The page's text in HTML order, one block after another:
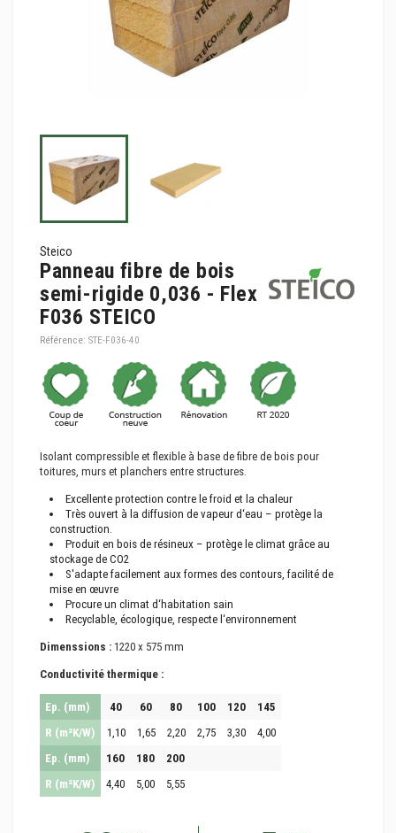
Steico
Panneau fibre de bois
semi-rigide 0,036 - Flex
F036 STEICO
Référence: STE-F036-40
Isolant compressible et flexible à base de fibre de bois pour
toitures, murs et planchers entre structures.
Excellente protection contre le froid et la chaleur
Très ouvert à la diffusion de vapeur d‘eau – protège la
construction.
Produit en bois de résineux – protège le climat grâce au
stockage de CO2
S'adapte facilement aux formes des contours, facilité de
mise en œuvre
Procure un climat d‘habitation sain
Recyclable, écologique, respecte l‘environnement
Dimenssions : 1220 x 575 mm
Conductivité thermique :
Ep. (mm) 40 60 80 100 120
145
R (m²K/W)
1,10 1,65 2,20 2,75 3,30
4,00
Ep. (mm)
160 180
200
R (m²K/W)
4,40 5,00 5,55